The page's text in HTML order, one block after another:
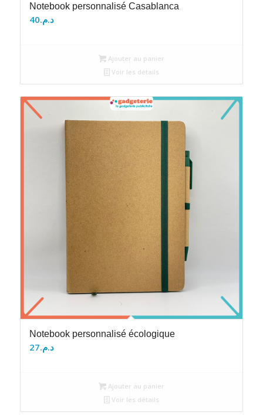
Notebook personnalisé Casablanca
د.م.40
Ajouter au panier
Voir les détails
Notebook personnalisé écologique
د.م.27
Ajouter au panier
Voir les détails